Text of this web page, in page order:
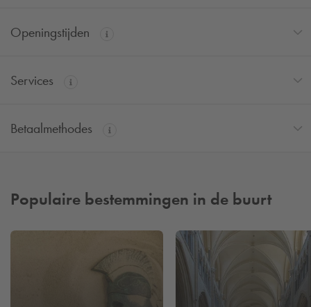
Openingstijden
Services
Betaalmethodes
Populaire bestemmingen in de buurt